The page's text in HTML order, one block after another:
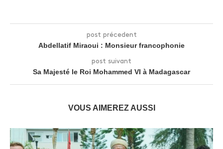
post précedent
Abdellatif Miraoui : Monsieur francophonie
post suivant
Sa Majesté le Roi Mohammed VI à Madagascar
VOUS AIMEREZ AUSSI